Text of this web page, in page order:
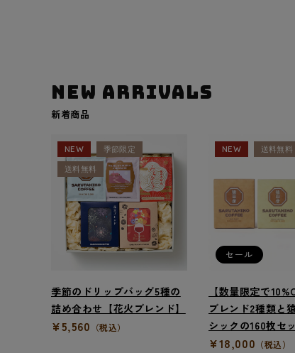
NEW ARRIVALS
新着商品
NEW
季節限定
送料無料
季節のドリップバッグ5種の
詰め合わせ【花火ブレンド】
¥5,560 （税込）
NEW 送料無料
セール
【数量限定で
ブレンド2種類と
シックの160枚セ
¥18,000 （税込）